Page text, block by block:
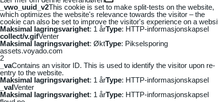
_vwo_uuid_v2This cookie is set to make split-tests on the website,
which optimizes the website's relevance towards the visitor – the
cookie can also be set to improve the visitor's experience on a
Maksimal lagringsvarighet: 1 årType: HTTP-informasjonskapsel
collect/v.gifVenter
Maksimal lagringsvarighet: ØktType: Pikselsporing
assets.voyado.com
2
_vaContains an visitor ID. This is used to identify the visitor upon re-
entry to the website.
Maksimal lagringsvarighet: 1 årType: HTTP-informasjonskapsel
_vaIVenter
Maksimal lagringsvarighet: 1 årType: HTTP-informasjonskapsel